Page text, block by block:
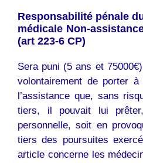
Responsabilité pénale
médicale Non-
(art 223-6 CP)
Sera puni (5 ans et
volontairement de porter à
l’assistance que, sans
tiers, il pouvait lui
personnelle, soit en
tiers des poursuites
article concerne les